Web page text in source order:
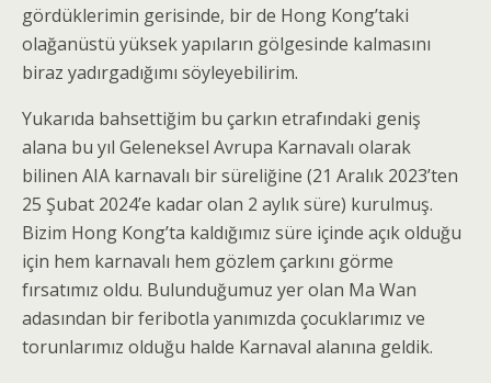
gördüklerimin gerisinde, bir de Hong Kong’taki
olağanüstü yüksek yapıların gölgesinde kalmasını
biraz yadırgadığımı söyleyebilirim.
Yukarıda bahsettiğim bu çarkın etrafındaki geniş
alana bu yıl Geleneksel Avrupa Karnavalı olarak
bilinen AIA karnavalı bir süreliğine (21 Aralık 2023’ten
25 Şubat 2024’e kadar olan 2 aylık süre) kurulmuş.
Bizim Hong Kong’ta kaldığımız süre içinde açık olduğu
için hem karnavalı hem gözlem çarkını görme
fırsatımız oldu. Bulunduğumuz yer olan Ma Wan
adasından bir feribotla yanımızda çocuklarımız ve
torunlarımız olduğu halde Karnaval alanına geldik.